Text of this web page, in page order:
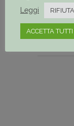
Leggi
RIFIUTA
ACCETTA TUTTI